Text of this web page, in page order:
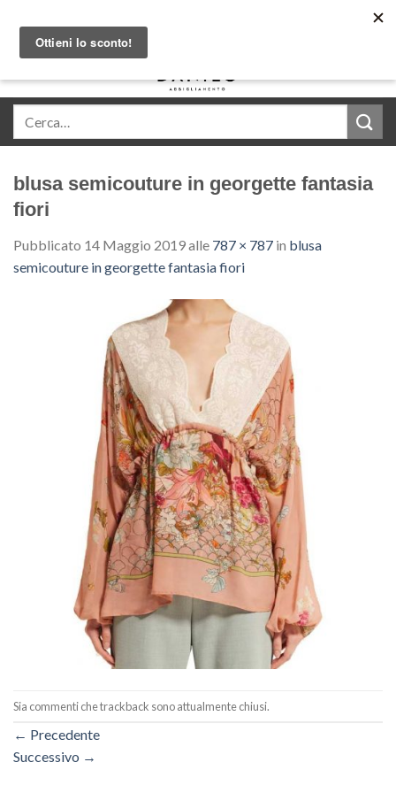
content
blusa semicouture in georgette fantasia
fiori
Pubblicato 14 Maggio 2019alle 787 × 787 in blusa
semicouture in georgette fantasia fiori
Sia commenti che trackback sono attualmente chiusi.
← Precedente
Successivo →